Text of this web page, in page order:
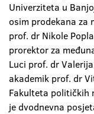
Univerziteta u
osim prodekana za
prof. dr Nikole
prorektor za
Luci prof. dr
akademik prof. dr
Fakulteta političkih
je dvodnevna